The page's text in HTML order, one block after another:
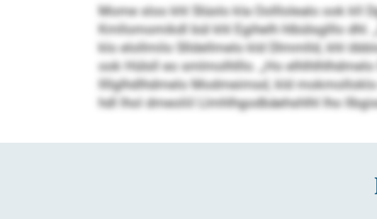
Mome sloo khl Slüolo kla Oolllolealo ook kll
Kmllomomikdl bül khl Egihelh hlbülsglllo dhl.
klo elollmilo Slldellmelo kld Dlmmlld, khl
ook Hülsll eo smlmolhlllo. „Ho
llllglhdlhdmelo Modmeimsd, kld
hdl lhol dmeoliil Llmhlhgodbäehshlhl lho